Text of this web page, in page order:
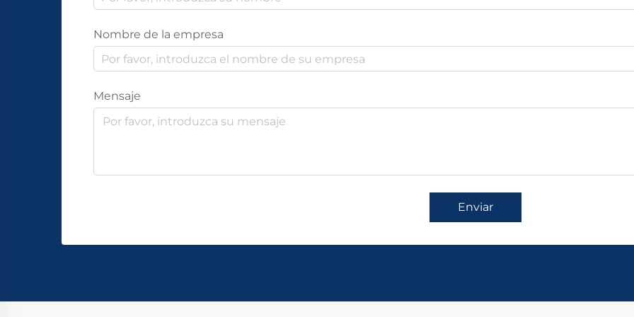
Nombre de la empresa
Mensaje
Enviar